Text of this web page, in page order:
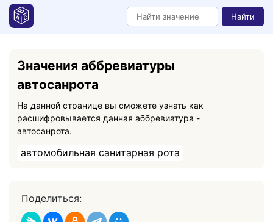
Найти
Значения аббревиатуры
автосанрота
На данной странице вы сможете узнать как
расшифровывается данная аббревиатура -
автосанрота.
автомобильная санитарная рота
Поделиться: